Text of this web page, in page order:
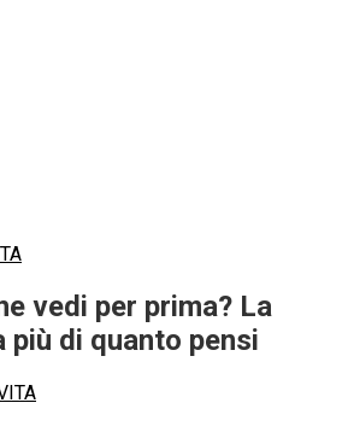
vedi per prima? La
di quanto pensi